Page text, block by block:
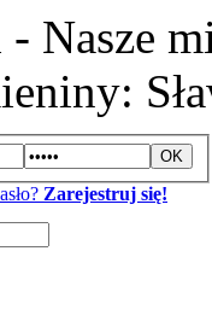
Nasze
Zarejestruj się!